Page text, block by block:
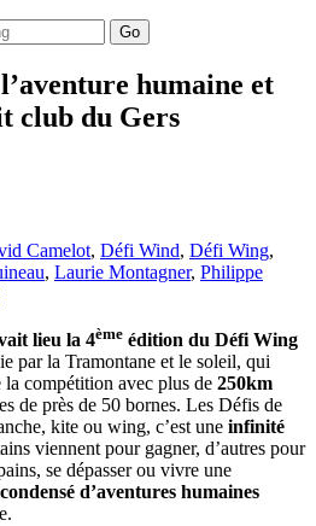
Go
humaine et
club du Gers
Camelot, Défi Wind, Défi Wing,
, Laurie Montagner, Philippe
lieu la 4ème édition du Défi Wing
par la Tramontane et le soleil, qui
la compétition avec plus de 250km
de près de 50 bornes. Les Défis de
kite ou wing, c’est une infinité
viennent pour gagner, d’autres pour
se dépasser ou vivre une
condensé d’aventures humaines